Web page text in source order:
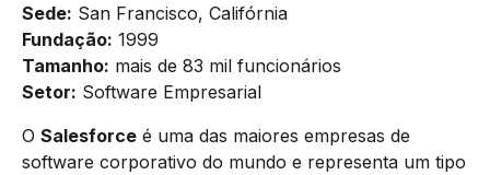
Sede: San Francisco, Califórnia
Fundação: 1999
Tamanho: mais de 83 mil funcionários
Setor: Software Empresarial
O Salesforce é uma das maiores empresas de
software corporativo do mundo e representa um tipo